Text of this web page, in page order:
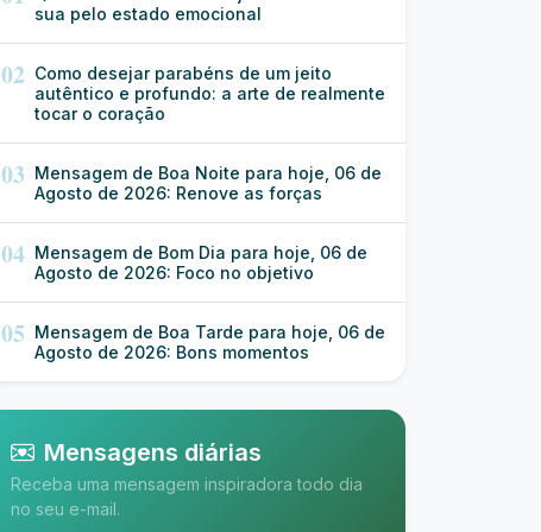
sua pelo estado emocional
02 Como desejar parabéns de um jeito
autêntico e profundo: a arte de realmente
tocar o coração
03 Mensagem de Boa Noite para hoje, 06 de
Agosto de 2026: Renove as forças
04 Mensagem de Bom Dia para hoje, 06 de
Agosto de 2026: Foco no objetivo
05 Mensagem de Boa Tarde para hoje, 06 de
Agosto de 2026: Bons momentos
Mensagens diárias
Receba uma mensagem inspiradora todo dia
no seu e-mail.